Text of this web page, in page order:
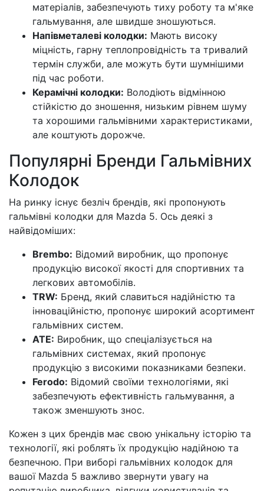
матеріалів, забезпечують тиху роботу та м'яке
гальмування, але швидше зношуються.
Напівметалеві колодки: Мають високу
міцність, гарну теплопровідність та тривалий
термін служби, але можуть бути шумнішими
під час роботи.
Керамічні колодки: Володіють відмінною
стійкістю до зношення, низьким рівнем шуму
та хорошими гальмівними характеристиками,
але коштують дорожче.
Популярні Бренди Гальмівних
Колодок
На ринку існує безліч брендів, які пропонують
гальмівні колодки для Mazda 5. Ось деякі з
найвідоміших:
Brembo: Відомий виробник, що пропонує
продукцію високої якості для спортивних та
легкових автомобілів.
TRW: Бренд, який славиться надійністю та
інноваційністю, пропонує широкий асортимент
гальмівних систем.
ATE: Виробник, що спеціалізується на
гальмівних системах, який пропонує
продукцію з високими показниками безпеки.
Ferodo: Відомий своїми технологіями, які
забезпечують ефективність гальмування, а
також зменшують знос.
Кожен з цих брендів має свою унікальну історію та
технології, які роблять їх продукцію надійною та
безпечною. При виборі гальмівних колодок для
вашої Mazda 5 важливо звернути увагу на